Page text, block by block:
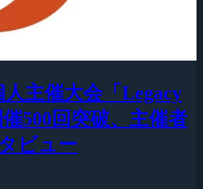
主催大会「Legacy
500回突破、主催者
ビュー